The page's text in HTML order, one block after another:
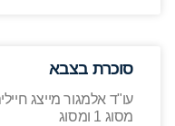
סוכרת בצבא
עו"ד אלמגור מייצג
מסוג 1 ומסוג